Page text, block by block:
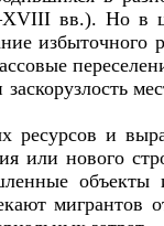
XVIII вв.). Но в
избыточного
ресурсов и
нового
объекты
мигрантов